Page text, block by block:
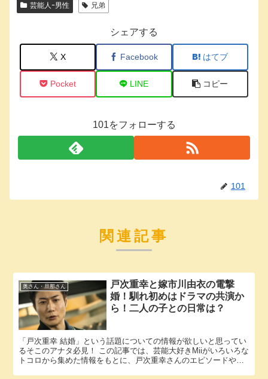
芸能人ｰ男性 兄弟
シェアする
X Facebook はてブ
Pocket LINE コピー
101をフォローする
101
関連記事
奥さん・旦那さん
戸次重幸と嫁市川由衣の電撃
婚！馴れ初めはドラマの共演か
ら！二人の子との日常は？
「戸次重幸 結婚」という話題についての情報が欲しいと思ってい
るそこのアナタ必見！ この記事では、芸能大好きMiiがいろいろな
トコロから集めた情報をもとに、戸次重幸さんのエピソードやパ